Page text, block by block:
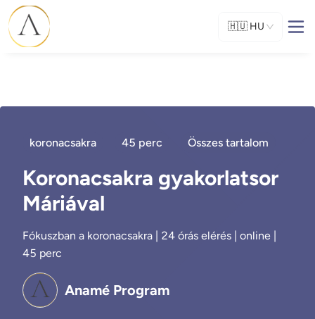
🇭🇺 HU
koronacsakra 45 perc Összes tartalom
Koronacsakra gyakorlatsor
Máriával
Fókuszban a koronacsakra | 24 órás elérés | online |
45 perc
Anamé Program